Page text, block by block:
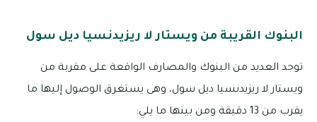
البنوك القريبة من ويستار لا ريزيدنسيا ديل سول
توجد العديد من البنوك والمصارف الواقعة على مقربة من
ويستار لا ريزيدنسيا ديل سول، وهى يستغرق الوصول إليها ما
يقرب من 13 دقيقة ومن بينها ما يلي: